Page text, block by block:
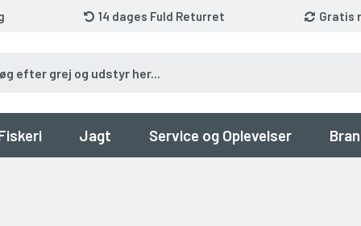
14 dages Fuld Returret Gratis
Jagt Service og Oplevelser